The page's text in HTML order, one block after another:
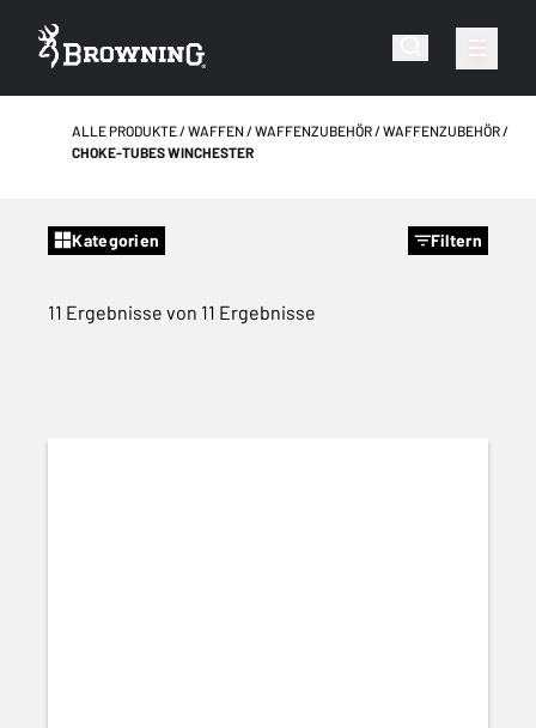
ALLE PRODUKTE WAFFEN WAFFENZUBEHÖR
WAFFENZUBEHÖR
CHOKE-TUBES WINCHESTER
Kategorien Filtern
11 Ergebnisse von 11 Ergebnisse